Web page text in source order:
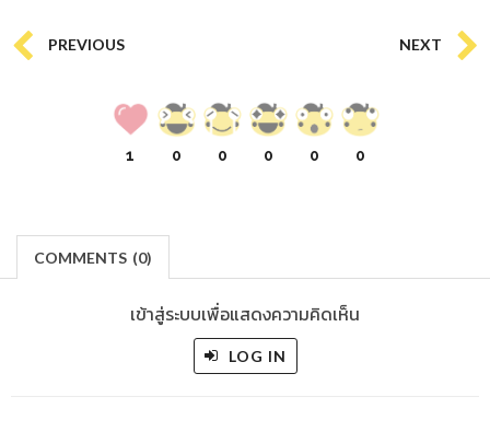
PREVIOUS NEXT
1 0 0 0 0 0
COMMENTS (0)
เข้าสู่ระบบเพื่อแสดงความคิดเห็น
LOG IN